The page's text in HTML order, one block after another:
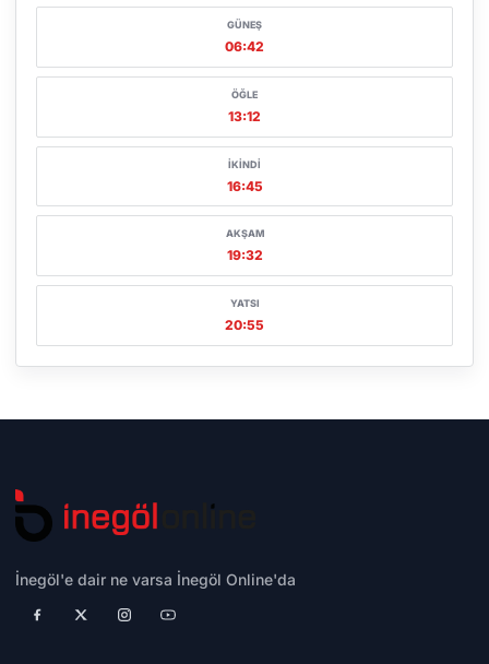
GÜNEŞ
06:42
ÖĞLE
13:12
İKINDI
16:45
AKŞAM
19:32
YATSI
20:55
İnegöl'e dair ne varsa İnegöl Online'da